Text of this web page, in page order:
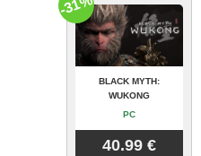
BLACK MYTH:
WUKONG
PC
40.99 €
-31%